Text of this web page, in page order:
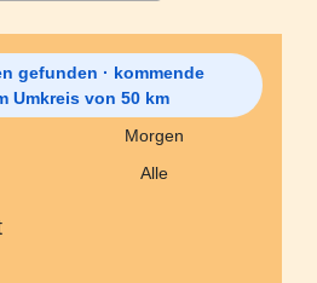
gefunden · kommende
Umkreis von 50 km
Morgen
Alle